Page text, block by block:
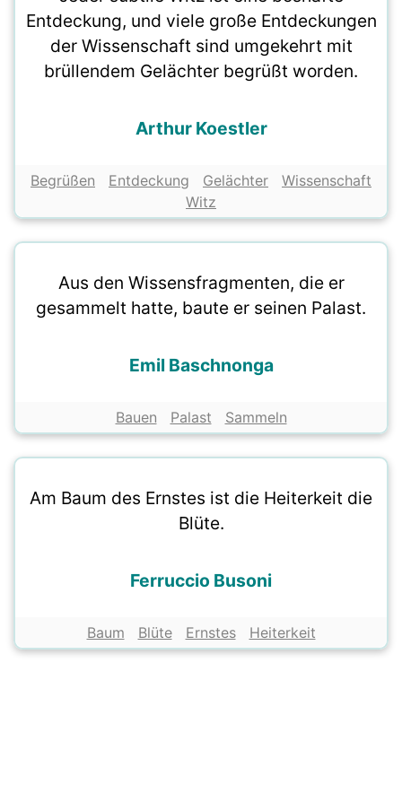
Entdeckung, und viele große Entdeckungen
der Wissenschaft sind umgekehrt mit
brüllendem Gelächter begrüßt worden.
Arthur Koestler
Begrüßen Entdeckung Gelächter
Wissenschaft
Witz
Aus den Wissensfragmenten, die er
gesammelt hatte, baute er seinen Palast.
Emil Baschnonga
Bauen Palast Sammeln
Am Baum des Ernstes ist die Heiterkeit die
Blüte.
Ferruccio Busoni
Baum Blüte Ernstes Heiterkeit